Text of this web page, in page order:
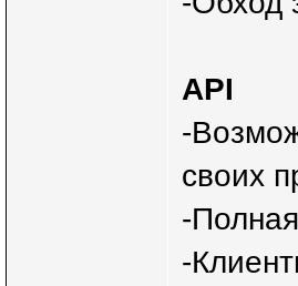
API
-
своих
-
-